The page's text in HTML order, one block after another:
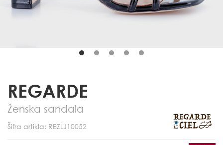
REGARDE
Ženska sandala
Šifra artikla: REZLJ10052